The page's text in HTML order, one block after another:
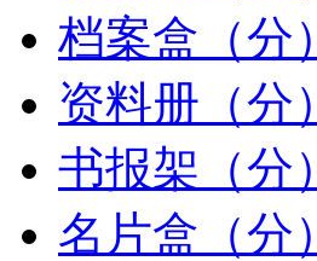
档案盒（分）
资料册（分）
书报架（分）
名片盒（分）